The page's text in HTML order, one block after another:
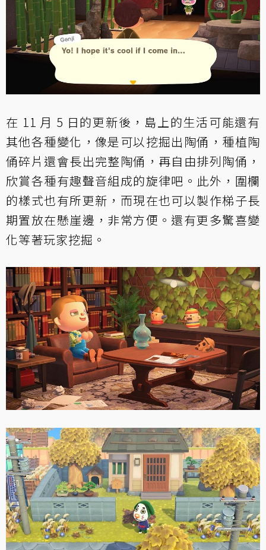
在 11 月 5 日的更新後，島上的生活可能還有
其他各種變化，像是可以挖掘出陶俑，種植陶
俑碎片還會長出完整陶俑，再自由排列陶俑，
欣賞各種有趣聲音組成的旋律吧。此外，圍欄
的樣式也有所更新，而現在也可以製作梯子長
期置放在懸崖邊，非常方便。還有更多驚喜變
化等著玩家挖掘。